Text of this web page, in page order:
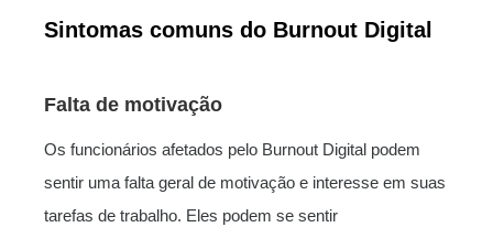
Sintomas comuns do Burnout Digital
Falta de motivação
Os funcionários afetados pelo Burnout Digital podem
sentir uma falta geral de motivação e interesse em suas
tarefas de trabalho. Eles podem se sentir